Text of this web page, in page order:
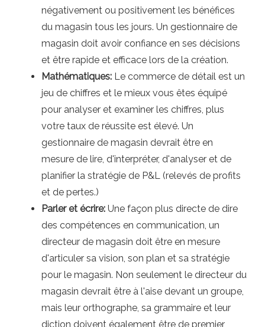
négativement ou positivement les bénéfices
du magasin tous les jours. Un gestionnaire de
magasin doit avoir confiance en ses décisions
et être rapide et efficace lors de la création.
Mathématiques: Le commerce de détail est un
jeu de chiffres et le mieux vous êtes équipé
pour analyser et examiner les chiffres, plus
votre taux de réussite est élevé. Un
gestionnaire de magasin devrait être en
mesure de lire, d'interpréter, d'analyser et de
planifier la stratégie de P&L (relevés de profits
et de pertes.)
Parler et écrire: Une façon plus directe de dire
des compétences en communication, un
directeur de magasin doit être en mesure
d'articuler sa vision, son plan et sa stratégie
pour le magasin. Non seulement le directeur du
magasin devrait être à l'aise devant un groupe,
mais leur orthographe, sa grammaire et leur
diction doivent également être de premier